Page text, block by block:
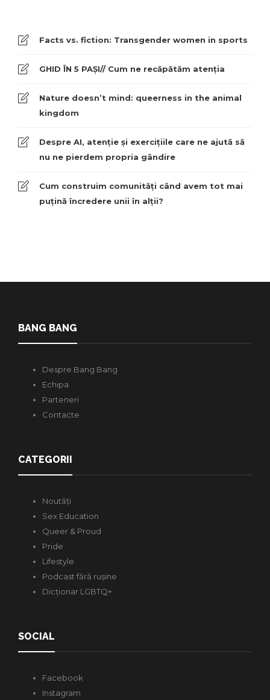
Facts vs. fiction: Transgender women in sports
GHID ÎN 5 PAȘI// Cum ne recăpătăm atenția
Nature doesn’t mind: queerness in the animal
kingdom
Despre AI, atenție și exercițiile care ne ajută să
nu ne pierdem propria gândire
Cum construim comunități când avem tot mai
puțină încredere unii în alții?
BANG BANG
Despre Bang Bang
Echipa
Parteneri
Contacte
CATEGORII
Noutăți
Sex Education
Queer & Proud
Pride
Lifestyle
Podcast fără rușine
Dicționar LGBTQ+
SOCIAL
Facebook
Instagram